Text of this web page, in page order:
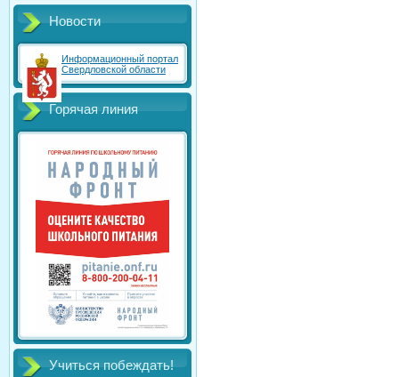
Новости
Информационный портал
Свердловской области
Горячая линия
Учиться побеждать!